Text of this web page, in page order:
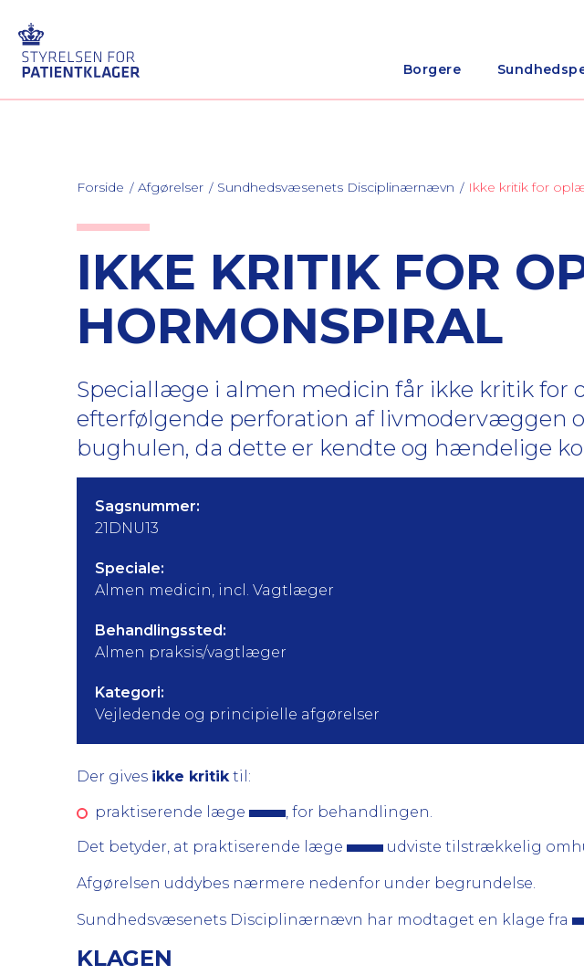
Borgere
Forside Afgørelser Sundhedsvæsenets Disciplinærnævn Ikke kritik for
IKKE KRITIK FOR
HORMONSPIRAL
Speciallæge i almen medicin får ikke kritik
efterfølgende perforation af livmodervæggen
bughulen, da dette er kendte og hændelige
Sagsnummer:
21DNU13
Speciale:
Almen medicin, incl. Vagtlæger
Behandlingssted:
Almen praksis/vagtlæger
Kategori:
Vejledende og principielle afgørelser
Der gives ikke kritiktil:
praktiserende læge
, for behandlingen.
Det betyder, at praktiserende læge
udviste tilstrækkelig
Afgørelsen uddybes nærmere nedenfor under begrundelse.
Sundhedsvæsenets Disciplinærnævn har modtaget en klage fra
KLAGEN